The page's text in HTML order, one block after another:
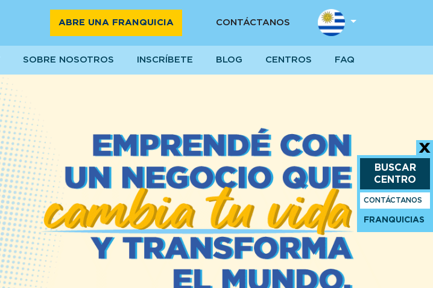
ABRE UNA FRANQUICIA CONTÁCTANOS
SOBRE NOSOTROS INSCRÍBETE BLOG CENTROS FAQ
Next
BUSCAR
CENTRO
CONTÁCTANOS
FRANQUICIAS